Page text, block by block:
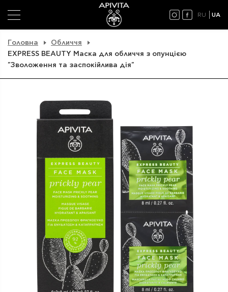
RU UA
Головна
Обличчя
EXPRESS BEAUTY Маска для обличчя з опунцією
"Зволоження та заспокійлива дія"